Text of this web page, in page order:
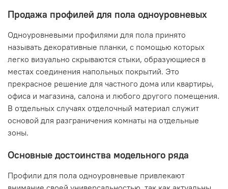
Продажа профилей для пола одноуровневых
Одноуровневыми профилями для пола принято
называть декоративные планки, с помощью которых
легко визуально скрываются стыки, образующиеся в
местах соединения напольных покрытий. Это
прекрасное решение для частного дома или квартиры,
офиса и магазина, салона и любого другого помещения.
В отдельных случаях отделочный материал служит
основой для разграничения комнаты на отдельные
зоны.
Основные достоинства модельного ряда
Профили для пола одноуровневые привлекают